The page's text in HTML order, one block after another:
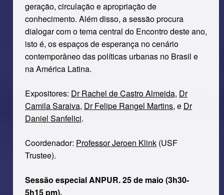
geração, circulação e apropriação de
conhecimento. Além disso, a sessão procura
dialogar com o tema central do Encontro deste ano,
isto é, os espaços de esperança no cenário
contemporâneo das políticas urbanas no Brasil e
na América Latina.
Expositores: Dr Rachel de Castro Almeida, Dr
Camila Saraiva, Dr Felipe Rangel Martins, e Dr
Daniel Sanfelici.
Coordenador: Professor Jeroen Klink(USF
Trustee).
Sessão especial ANPUR. 25 de maio (3h30-
5h15 pm).